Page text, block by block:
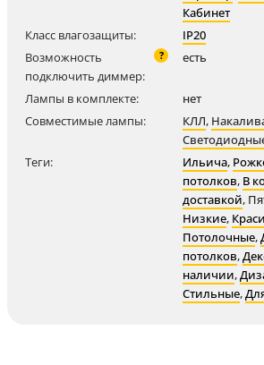
Кабинет
Класс влагозащиты:
IP20
Возможность
подключить диммер:
? есть
Лампы в комплекте:
нет
Совместимые лампы:
КЛЛ,
Теги:
Ильича,
потолков, В
доставкой,
Низкие,
Потолочные,
потолков,
наличии,
Стильные,